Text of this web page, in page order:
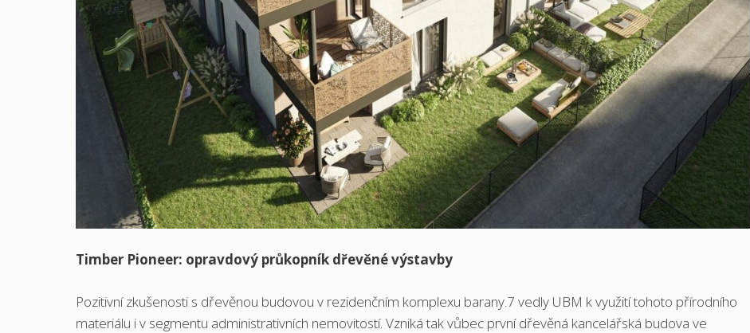
Timber Pioneer: opravdový průkopník dřevěné výstavby
Pozitivní zkušenosti s dřevěnou budovou v rezidenčním komplexu barany.7 vedly UBM k využití tohoto přírodního
materiálu i v segmentu administrativních nemovitostí. Vzniká tak vůbec první dřevěná kancelářská budova ve